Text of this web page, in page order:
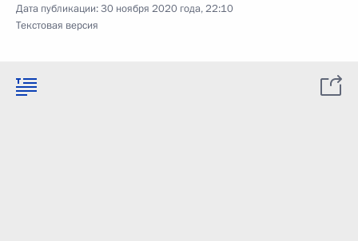
Дата публикации:30 ноября 2020 года, 22:10
Текстовая версия